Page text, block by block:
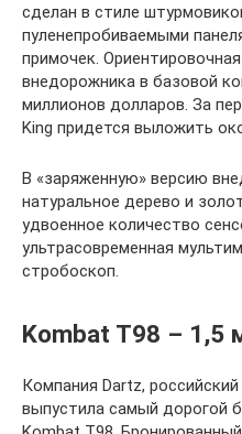
сделан в стиле
пуленепробиваемыми
примочек.
внедорожника в базовой
миллионов долларов. За
King придется выложить
В «заряженную» версию
натуральное дерево и
удвоенное количество
ультрасовременная
стробоскоп.
Kombat T98 – 1,5
Компания Dartz,
выпустила самый дорогой